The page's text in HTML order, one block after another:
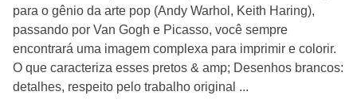
para o gênio da arte pop (Andy Warhol, Keith Haring),
passando por Van Gogh e Picasso, você sempre
encontrará uma imagem complexa para imprimir e colorir.
O que caracteriza esses pretos & amp; Desenhos brancos:
detalhes, respeito pelo trabalho original ...